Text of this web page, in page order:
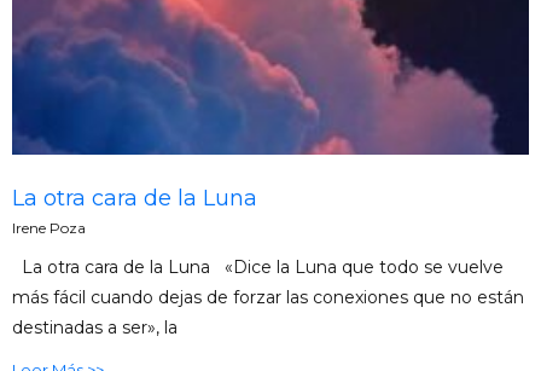
La otra cara de la Luna
Irene Poza
La otra cara de la Luna «Dice la Luna que todo se vuelve
más fácil cuando dejas de forzar las conexiones que no están
destinadas a ser», la